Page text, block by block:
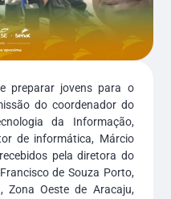
preparar jovens para o
do coordenador do
da Informação,
de informática, Márcio
pela diretora do
de Souza Porto,
Zona Oeste de Aracaju,